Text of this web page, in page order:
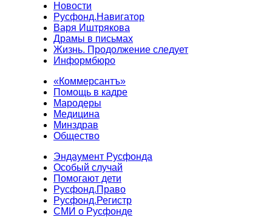
Новости
Русфонд.Навигатор
Варя Иштрякова
Драмы в письмах
Жизнь. Продолжение следует
Информбюро
«Коммерсантъ»
Помощь в кадре
Мародеры
Медицина
Минздрав
Общество
Эндаумент Русфонда
Особый случай
Помогают дети
Русфонд.Право
Русфонд.Регистр
СМИ о Русфонде